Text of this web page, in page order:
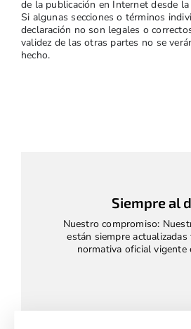
de la publicación en Internet desde
Si algunas secciones o términos
declaración no son legales o
validez de las otras partes no se
hecho.
Siempre al
Nuestro compromiso:
están siempre
normativa oficial vigente